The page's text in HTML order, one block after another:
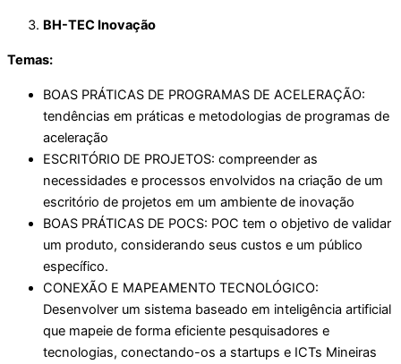
BH-TEC Inovação
Temas:
BOAS PRÁTICAS DE PROGRAMAS DE ACELERAÇÃO:
tendências em práticas e metodologias de programas de
aceleração
ESCRITÓRIO DE PROJETOS: compreender as
necessidades e processos envolvidos na criação de um
escritório de projetos em um ambiente de inovação
BOAS PRÁTICAS DE POCS: POC tem o objetivo de validar
um produto, considerando seus custos e um público
específico.
CONEXÃO E MAPEAMENTO TECNOLÓGICO:
Desenvolver um sistema baseado em inteligência artificial
que mapeie de forma eficiente pesquisadores e
tecnologias, conectando-os a startups e ICTs Mineiras